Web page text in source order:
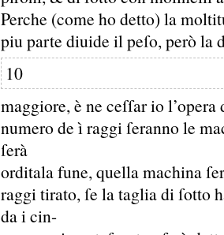
Perche (come ho detto) la
piu parte diuide il peſo, però la
10
maggiore, è ne ceſſar io
numero de ì raggi ſeranno le
ſerà
orditala fune, quella machina
raggi tirato, ſe la taglia di ſotto
da i cin-